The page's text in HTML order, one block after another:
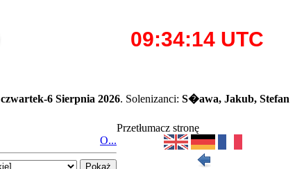
czwartek-6 Sierpnia 2026. Solenizanci: S�awa, Jakub, Stefan
O...
Przetłumacz stronę